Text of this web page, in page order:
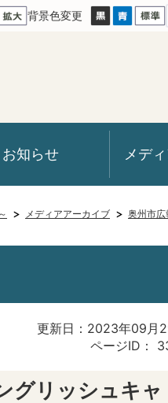
背景色変更
お知らせ メデ
メディアアーカイブ 奥州市広
更新日：2023年09月
ページID：
グリッシュキャ